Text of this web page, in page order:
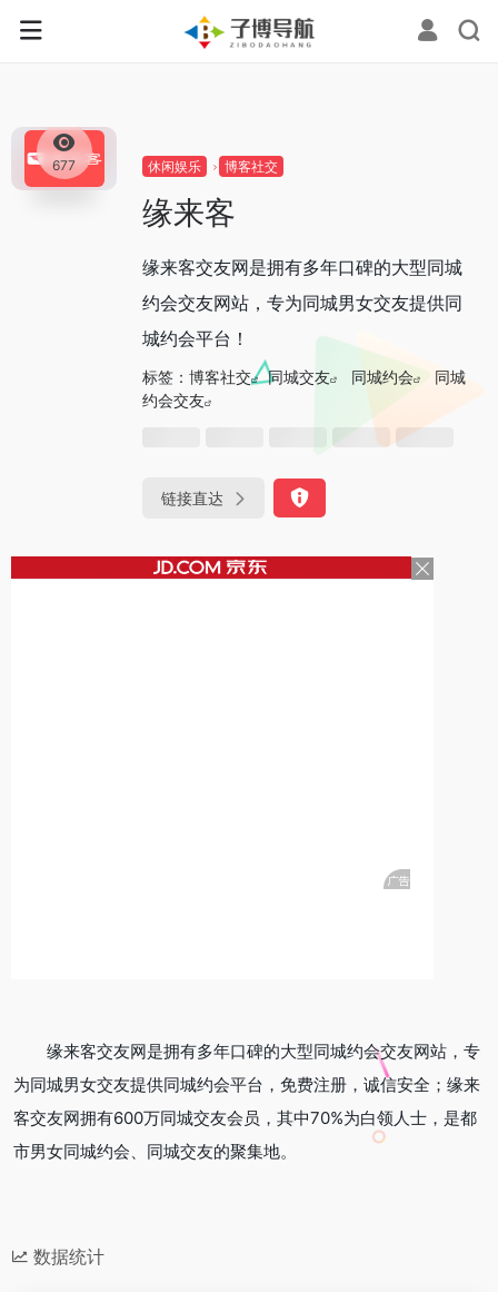
677 休闲娱乐 博客社交
缘来客
缘来客交友网是拥有多年口碑的大型同城
约会交友网站，专为同城男女交友提供同
城约会平台！
标签： 博客社交 同城交友 同城约会
同城
约会交友
链接直达
缘来客交友网是拥有多年口碑的大型同城约会交友网站，专
为同城男女交友提供同城约会平台，免费注册，诚信安全；缘来
客交友网拥有600万同城交友会员，其中70%为白领人士，是都
市男女同城约会、同城交友的聚集地。
数据统计